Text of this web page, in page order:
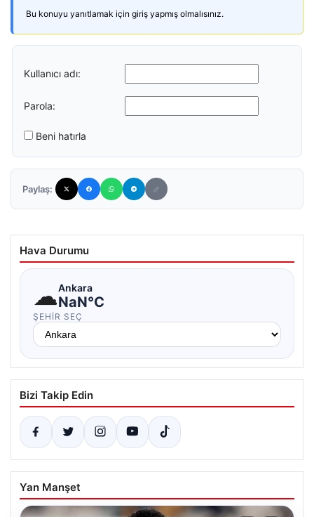
Bu konuyu yanıtlamak için giriş yapmış olmalısınız.
Kullanıcı adı:
Parola:
Beni hatırla
Paylaş:
Hava Durumu
☁Ankara
NaN°C
ŞEHIR SEÇ
Bizi Takip Edin
Yan Manşet